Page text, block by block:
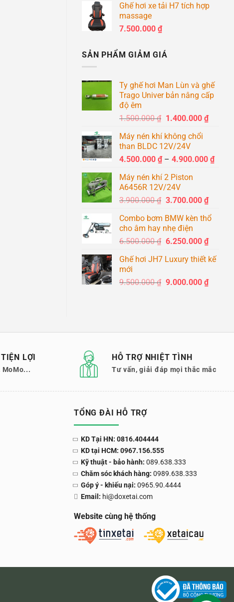
là:
tại
Ghế hơi xe tải H7 tích hợp
massage
7.500.000 ₫
SẢN PHẨM GIẢM GIÁ
Ty ghế hơi Man Lùn và ghế
Trago Univer bản nâng cấp
độ êm
1.500.000₫ Giá
là:
1.500.000 ₫.
1.400.000 ₫Giá
Máy nén khí không chổi
than BLDC 12V/24V
4.500.000 ₫ – 4.900.000 ₫
Máy nén khí 2 Piston
A6456R 12V/24V
3.900.000₫ Giá
là:
3.900.000 ₫.
3.700.000 ₫Giá
tại
Combo bơm BMW kèn thổ
cho âm hay nhẹ điện
6.500.000₫ Giá
là:
6.250.000 ₫Giá
tại
Ghế hơi JH7 Luxury thiết kế
mới
9.500.000₫ Giá
9.000.000 ₫Giá
LỢI
MoMo...
HỖ TRỢ NHIỆT TÌNH
Tư vấn, giải đáp mọi thắc mắc
TỔNG ĐÀI HỖ TRỢ
KD Tại HN: 0816.404444
KD tại HCM: 0967.156.555
Kỹ thuật - bảo hành: 089.638.333
Chăm sóc khách hàng: 0989.638.333
Góp ý - khiếu nại: 0965.90.4444
Email: hi@doxetai.com
Website cùng hệ thống